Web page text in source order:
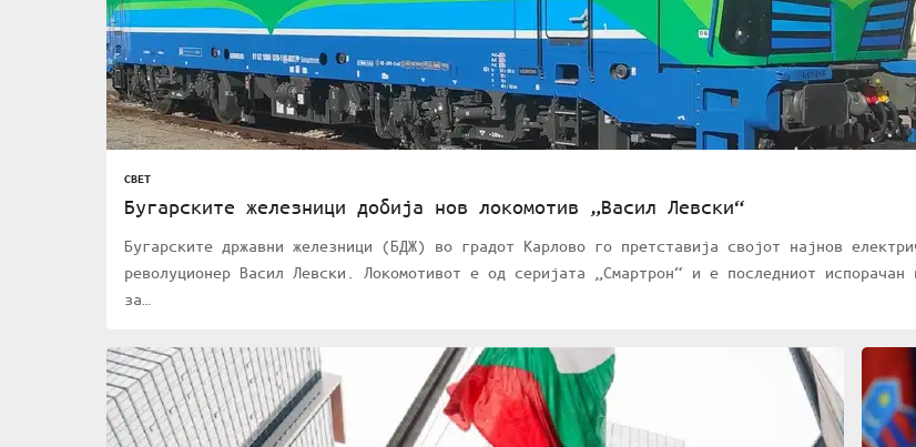
СВЕТ
Бугарските железници добија нов локомотив „Васил Левски“
Бугарските државни железници (БДЖ) во градот Карлово го претставија својот најнов
револуционер Васил Левски. Локомотивот е од серијата „Смартрон“ и е последниот
за…